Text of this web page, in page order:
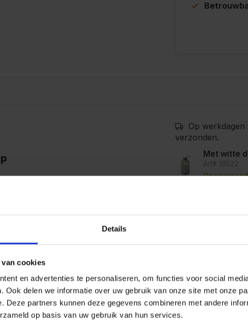
Details
cookies
en advertenties te personaliseren, om functies voor social
Ook delen we informatie over uw gebruik van onze site met onze
Deze partners kunnen deze gegevens combineren met andere
op basis van uw gebruik van hun services.
bijtende vloeistoffen.
bijtend zijn) met een fijn
is rond 60mm en
Op
verzonden.
Met witte
Art# 19522
Op voorraad
Kunnen we
Bel ons